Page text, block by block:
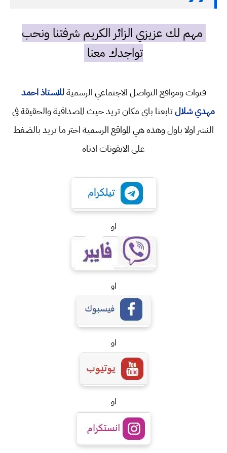
مهم لك عزيزي الزائر الكريم شرفتنا ونحب
تواجدك معنا
قنوات ومواقع التواصل الاجتماعي الرسميةللاستاذ احمد
مهدي شلالتابعنا باي مكان تريد حيث المصداقية والحقيقة في
النشر اولا باول وهذه هي المواقع الرسمية اختر ما تريد بالضغط
على الايقونات ادناه
او
او
او
او